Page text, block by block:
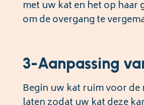
met uw kat en het op
om de overgang te
3-Aanpassing
Begin uw kat ruim voor